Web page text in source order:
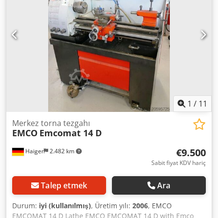
Debi kapasitesi: 15 l/dk Sürgü ayarı: El çarkları ile Mil
tahriki: Çok kanallı kayış ile 2 kutuplu motor DONANIM
İndikatör kelepçesi 30 litrelik tanklı soğutma sistemi Hızlı
bağlantılı soğutma sıvısı tankı Kumanda paneli Çalışma
lambası Soğutma sıvısı hortumu CE işareti
1 / 11
Haiger 2.482 km
Merkez torna tezgahı
EMCO Emcomat 14 D
€9.500
Sabit fiyat KDV hariç
Talep etmek Ara
Durum: iyi (kullanılmış), Üretim yılı: 2006, EMCO
EMCOMAT 14 D Lathe EMCO EMCOMAT 14 D with Emco